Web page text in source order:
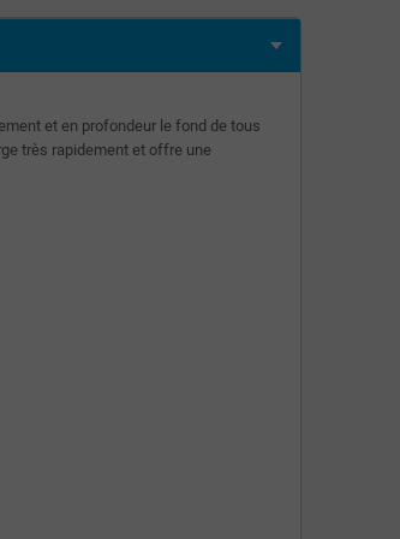
et en profondeur le fond de tous
très rapidement et offre une